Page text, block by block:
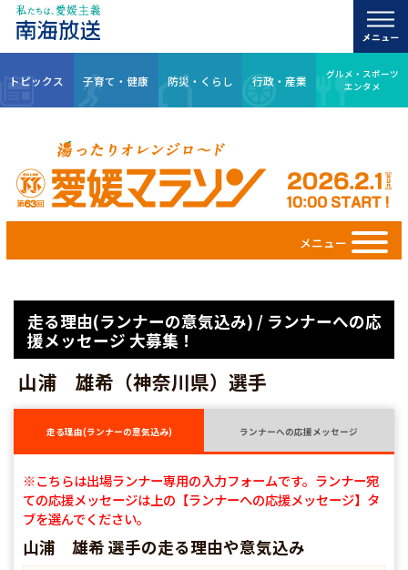
トピックス 子育て・健康 防災・くらし 行政・産業
グルメ・スポーツ
エンタメ
メニュー
走る理由(ランナーの意気込み) / ランナーへの応
援メッセージ 大募集！
山浦 雄希（神奈川県）選手
走る理由(ランナーの意気込み) ランナーへの応援メッセージ
※こちらは出場ランナー専用の入力フォームです。ランナー宛
ての応援メッセージは上の【ランナーへの応援メッセージ】タ
ブを選んでください。
山浦 雄希 選手の走る理由や意気込み